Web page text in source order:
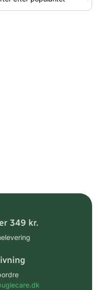
349 kr.